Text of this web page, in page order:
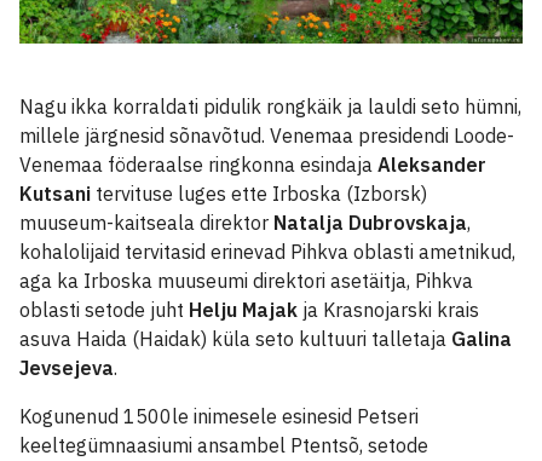
Nagu ikka korraldati pidulik rongkäik ja lauldi seto hümni,
millele järgnesid sõnavõtud. Venemaa presidendi Loode-
Venemaa föderaalse ringkonna esindaja Aleksander
Kutsani tervituse luges ette Irboska (Izborsk)
muuseum-kaitseala direktor Natalja Dubrovskaja,
kohalolijaid tervitasid erinevad Pihkva oblasti ametnikud,
aga ka Irboska muuseumi direktori asetäitja, Pihkva
oblasti setode juht Helju Majak ja Krasnojarski krais
asuva Haida (Haidak) küla seto kultuuri talletaja Galina
Jevsejeva.
Kogunenud 1500le inimesele esinesid Petseri
keeltegümnaasiumi ansambel Ptentsõ, setode